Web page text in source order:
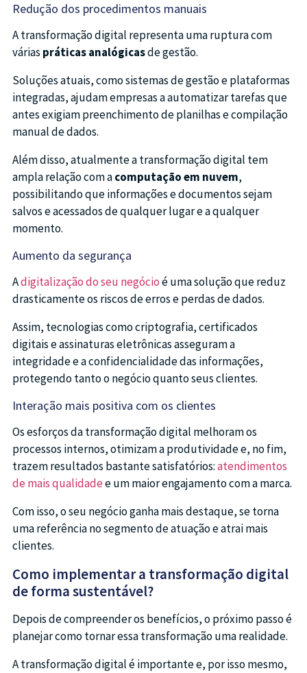
Redução dos procedimentos manuais
A transformação digital representa uma ruptura com
várias práticas analógicasde gestão.
Soluções atuais, como sistemas de gestão e plataformas
integradas, ajudam empresas a automatizar tarefas que
antes exigiam preenchimento de planilhas e compilação
manual de dados.
Além disso, atualmente a transformação digital tem
ampla relação com acomputação em nuvem,
possibilitando que informações e documentos sejam
salvos e acessados de qualquer lugar e a qualquer
momento.
Aumento da segurança
Adigitalização do seu negócioé uma solução que reduz
drasticamente os riscos de erros e perdas de dados.
Assim, tecnologias como criptografia, certificados
digitais e assinaturas eletrônicas asseguram a
integridade e a confidencialidade das informações,
protegendo tanto o negócio quanto seus clientes.
Interação mais positiva com os clientes
Os esforços da transformação digital melhoram os
processos internos, otimizam a produtividade e, no fim,
trazem resultados bastante satisfatórios:atendimentos
de mais qualidadee um maior engajamento com a marca.
Com isso, o seu negócio ganha mais destaque, se torna
uma referência no segmento de atuação e atrai mais
clientes.
Como implementar a transformação digital
de forma sustentável?
Depois de compreender os benefícios, o próximo passo é
planejar como tornar essa transformação uma realidade.
A transformação digital é importante e, por isso mesmo,